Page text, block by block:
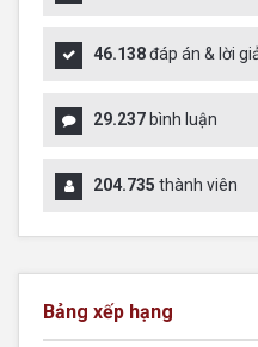
46.138đáp án & lời
29.237 bình luận
204.735 thành viên
Bảng xếp hạng